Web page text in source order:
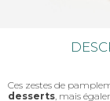
Ces zestes de
desserts, mais